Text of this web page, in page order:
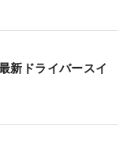
新ドライバースイ